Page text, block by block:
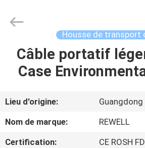
MAISON
AU
SUJET
Rights
Housse de transport
Câble portatif
Case
Lieu d'origine:
Guangdong
Nom de marque:
REWELL
Certification:
CE ROSH